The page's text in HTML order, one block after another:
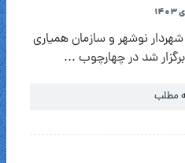
نوشهر و سازمان همیاری
شد در چهارچوب ...
مطلب